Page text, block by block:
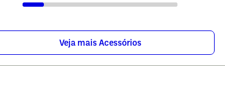
Veja mais Acessórios